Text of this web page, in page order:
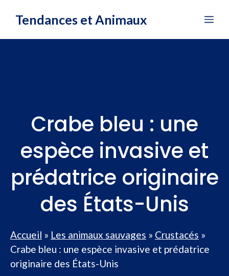
Tendances et Animaux
Crabe bleu : une
espèce invasive et
prédatrice originaire
des États-Unis
Accueil » Les animaux sauvages » Crustacés »
Crabe bleu : une espèce invasive et prédatrice
originaire des États-Unis